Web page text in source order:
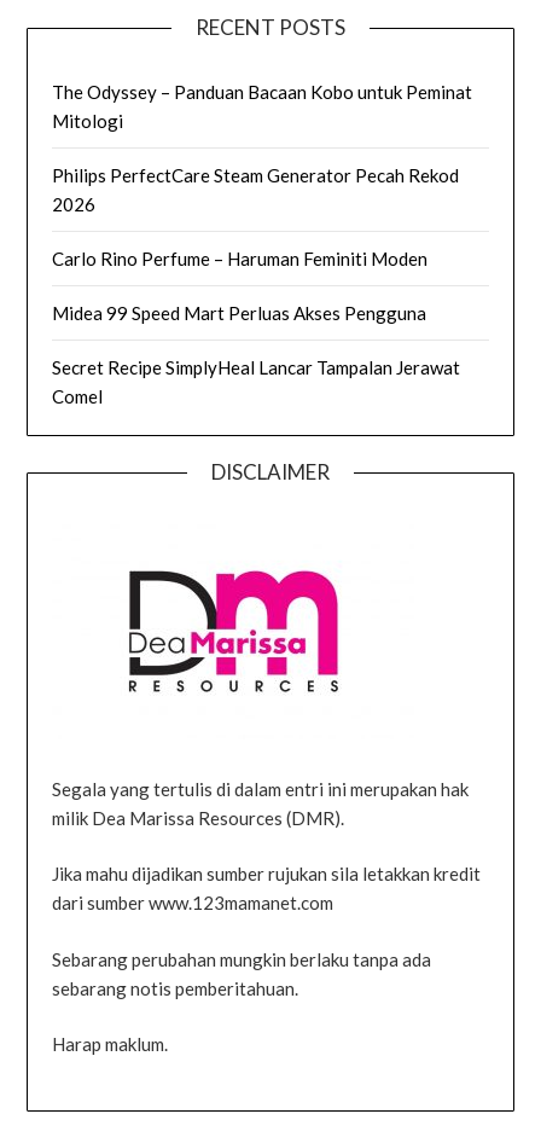
RECENT POSTS
The Odyssey – Panduan Bacaan Kobo untuk Peminat
Mitologi
Philips PerfectCare Steam Generator Pecah Rekod
2026
Carlo Rino Perfume – Haruman Feminiti Moden
Midea 99 Speed Mart Perluas Akses Pengguna
Secret Recipe SimplyHeal Lancar Tampalan Jerawat
Comel
DISCLAIMER
Segala yang tertulis di dalam entri ini merupakan hak
milik Dea Marissa Resources (DMR).
Jika mahu dijadikan sumber rujukan sila letakkan kredit
dari sumber www.123mamanet.com
Sebarang perubahan mungkin berlaku tanpa ada
sebarang notis pemberitahuan.
Harap maklum.